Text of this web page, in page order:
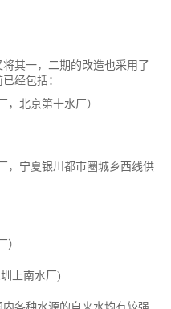
其一，二期的改造也采用了
经包括：
，北京第十水厂）
，宁夏银川都市圈城乡西线供
）
上南水厂)